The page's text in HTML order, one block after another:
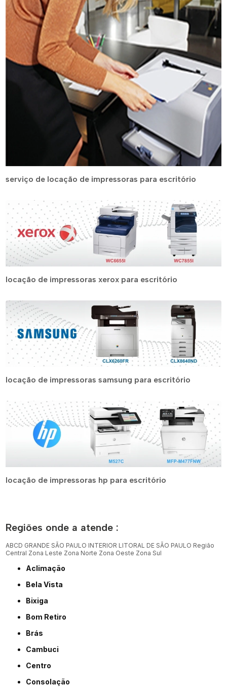
serviço de locação de impressoras para escritório
locação de impressoras xerox para escritório
locação de impressoras samsung para escritório
locação de impressoras hp para escritório
Regiões onde a atende :
ABCD GRANDE SÃO PAULO INTERIOR LITORAL DE SÃO PAULO Região
Central Zona Leste Zona Norte Zona Oeste Zona Sul
Aclimação
Bela Vista
Bixiga
Bom Retiro
Brás
Cambuci
Centro
Consolação